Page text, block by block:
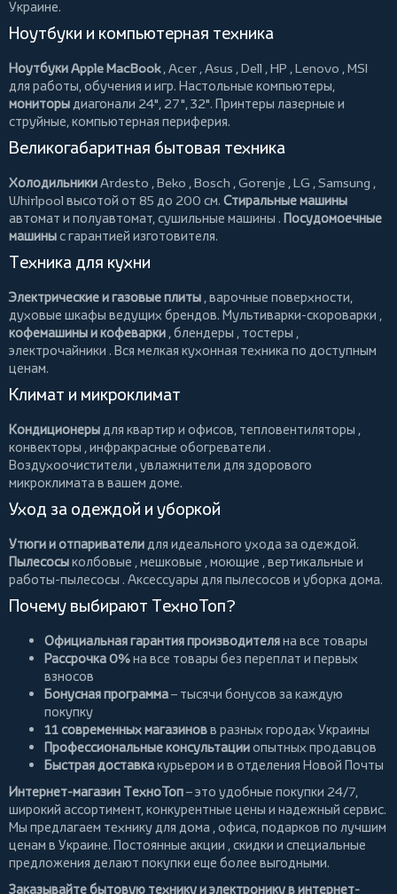
Украине.
Ноутбуки и компьютерная техника
Ноутбуки Apple MacBook,Acer ,Asus ,Dell ,HP ,Lenovo ,MSI
для работы, обучения и игр. Настольные компьютеры,
мониторыдиагонали 24", 27", 32". Принтеры лазерные и
струйные, компьютерная периферия.
Великогабаритная бытовая техника
ХолодильникиArdesto ,Beko ,Bosch ,Gorenje ,LG ,Samsung ,
Whirlpool высотой от 85 до 200 см. Стиральные машины
автомат и полуавтомат,сушильные машины . Посудомоечные
машиныс гарантией изготовителя.
Техника для кухни
Электрические и газовые плиты , варочные поверхности,
духовые шкафы ведущих брендов. Мультиварки-скороварки ,
кофемашины и кофеварки ,блендеры , тостеры ,
электрочайники . Вся мелкая кухонная техника по доступным
ценам.
Климат и микроклимат
Кондиционерыдля квартир и офисов, тепловентиляторы ,
конвекторы ,инфракрасные обогреватели .
Воздухоочистители , увлажнители для здорового
микроклимата в вашем доме.
Уход за одеждой и уборкой
Утюги и отпаривателидля идеального ухода за одеждой.
Пылесосыколбовые ,мешковые ,моющие ,вертикальные и
работы-пылесосы . Аксессуары для пылесосов и уборка дома.
Почему выбирают ТехноТоп?
Официальная гарантия производителяна все товары
Рассрочка 0%на все товары без переплат и первых
взносов
Бонусная программа– тысячи бонусов за каждую
покупку
11 современных магазиновв разных городах Украины
Профессиональные консультацииопытных продавцов
Быстрая доставкакурьером и в отделения Новой Почты
Интернет-магазин ТехноТоп– это удобные покупки 24/7,
широкий ассортимент, конкурентные цены и надежный сервис.
Мы предлагаем технику для дома , офиса, подарков по лучшим
ценам в Украине. Постоянные акции , скидки и специальные
предложения делают покупки еще более выгодными.
Заказывайте бытовую технику и электронику в интернет-